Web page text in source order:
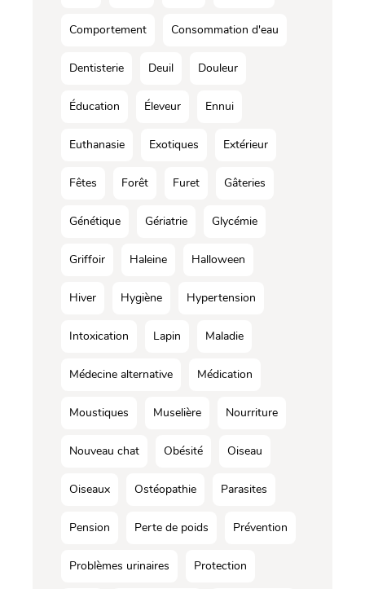
Comportement Consommation d'eau
Dentisterie Deuil Douleur
Éducation Éleveur Ennui
Euthanasie Exotiques Extérieur
Fêtes Forêt Furet Gâteries
Génétique Gériatrie Glycémie
Griffoir Haleine Halloween
Hiver Hygiène Hypertension
Intoxication Lapin Maladie
Médecine alternative Médication
Moustiques Muselière Nourriture
Nouveau chat Obésité Oiseau
Oiseaux Ostéopathie Parasites
Pension Perte de poids Prévention
Problèmes urinaires Protection